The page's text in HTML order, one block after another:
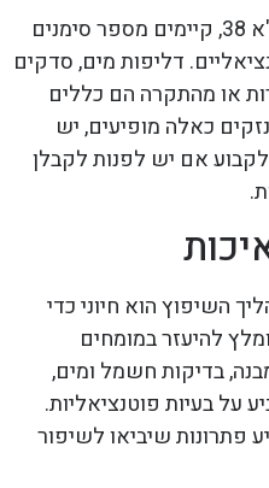
במהלך ביצוע עבודות קבלן תמ"א 38, קיימים מספר סימנים
דליפות מים, סדקים
או מהתקרה הם כללים
כאלה מופיעים, יש
אם יש לפנות לקבלן
השיפוץ הוא חיוני כדי
להיעזר במומחים
בדיקות חשמל ומים,
על בעיות פוטנציאליות.
להציע פתרונות שיביאו לשיפור